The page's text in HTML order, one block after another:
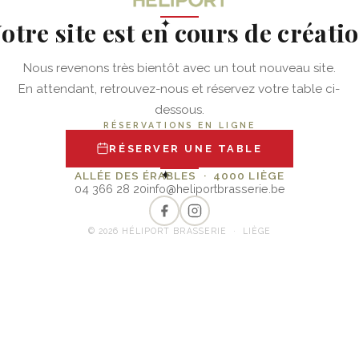
✦
site est en cours de
Nous revenons très bientôt avec un tout nouveau site.
En attendant, retrouvez-nous et réservez votre table ci-
dessous.
RÉSERVATIONS EN LIGNE
RÉSERVER UNE TABLE
✦
ALLÉE DES ÉRABLES · 4000 LIÈGE
04 366 28 20info@heliportbrasserie.be
© 2026 HÉLIPORT BRASSERIE · LIÈGE